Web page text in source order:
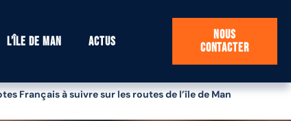
L’île de Man Actus
Nous
contacter
Français à suivre sur les routes de l’île de Man